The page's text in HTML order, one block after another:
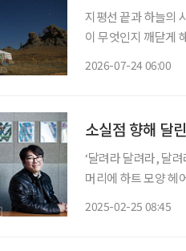
지평선 끝과 하늘의
이 무엇인지 깨닫게
2026-07-24 06:00
소실점 향해 달
‘달려라 달려라, 달
머리에 하트 모양 헤
2025-02-25 08:45